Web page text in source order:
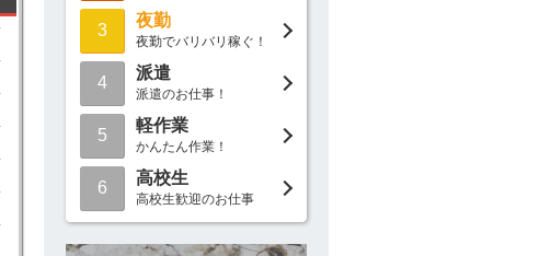
3
夜勤
夜勤でバリバリ稼ぐ！
4
派遣
派遣のお仕事！
5
軽作業
かんたん作業！
6
高校生
高校生歓迎のお仕事